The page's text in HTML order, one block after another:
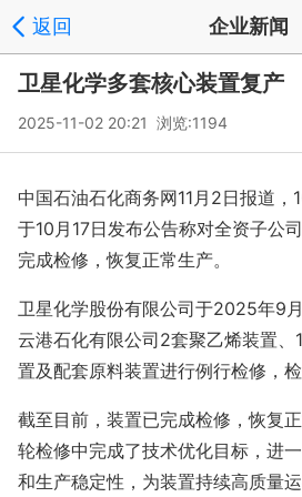
返回 企业新闻
卫星化学多套核心装置复产
2025-11-02 20:21 浏览:1194
中国石油石化商务网11月2日报道，
于10月17日发布公告称对全资子公
完成检修，恢复正常生产。
卫星化学股份有限公司于2025年9
云港石化有限公司2套聚乙烯装置、
置及配套原料装置进行例行检修，
截至目前，装置已完成检修，恢复
轮检修中完成了技术优化目标，进
和生产稳定性，为装置持续高质量运